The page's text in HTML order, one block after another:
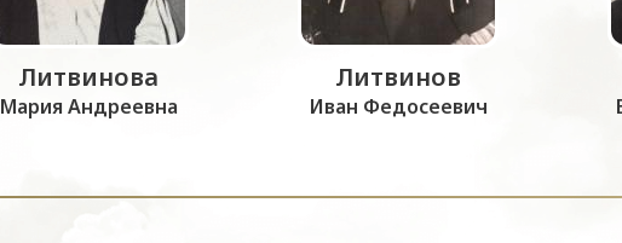
Литвинова
Мария Андреевна
Литвинов
Иван Федосеевич